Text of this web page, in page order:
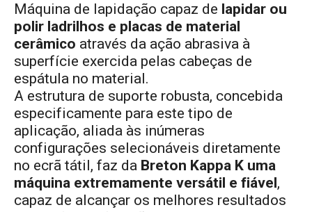
Máquina de lapidação capaz de lapidar ou
polir ladrilhos e placas de material
cerâmico através da ação abrasiva à
superfície exercida pelas cabeças de
espátula no material.
A estrutura de suporte robusta, concebida
especificamente para este tipo de
aplicação, aliada às inúmeras
configurações selecionáveis diretamente
no ecrã tátil, faz da Breton Kappa K uma
máquina extremamente versátil e fiável,
capaz de alcançar os melhores resultados